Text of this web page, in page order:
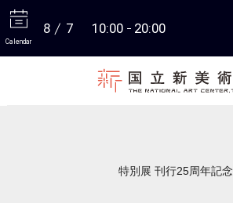
Calendar
8 7 10:00 20:00
特別展 刊行25周年記念